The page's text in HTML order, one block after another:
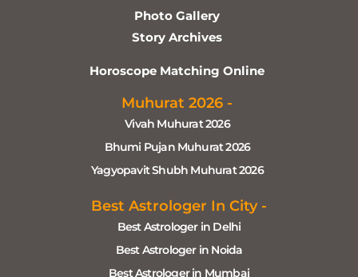
Photo Gallery
Story Archives
Horoscope Matching Online
Muhurat 2026 -
Vivah Muhurat 2026
Bhumi Pujan Muhurat 2026
Yagyopavit Shubh Muhurat 2026
Best Astrologer In City -
Best Astrologer in Delhi
Best Astrologer in Noida
Best Astrologer in Mumbai